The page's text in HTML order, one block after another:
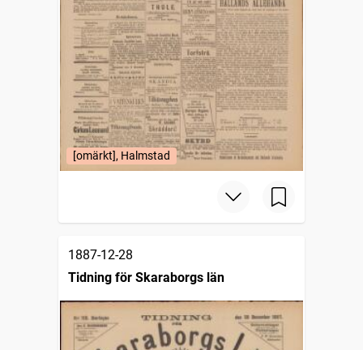
[omärkt], Halmstad
1887-12-28
Tidning för Skaraborgs län